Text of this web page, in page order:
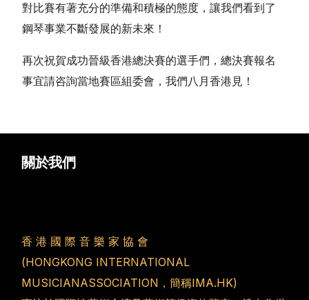
對比賽有著充分的準備和積極的態度，讓我們看到了
鋼琴事業不斷發展的新未來！
再次祝賀成功晉級香港總決賽的選手們，總決賽報名
事宜請咨詢當地賽區組委會，我們八月香港見！
關於我們
香 港 國 際 音 樂 家 協 會
(HONGKONG INTERNATIONAL
MUSICIANASSOCIATION，簡稱IMA.HK)